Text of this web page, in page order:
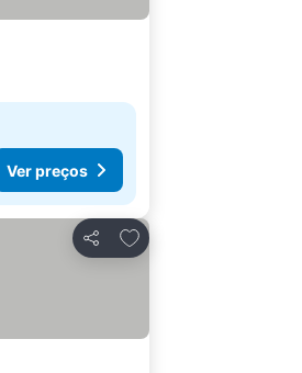
Ver preços
Partilhar
Adicionar aos favoritos